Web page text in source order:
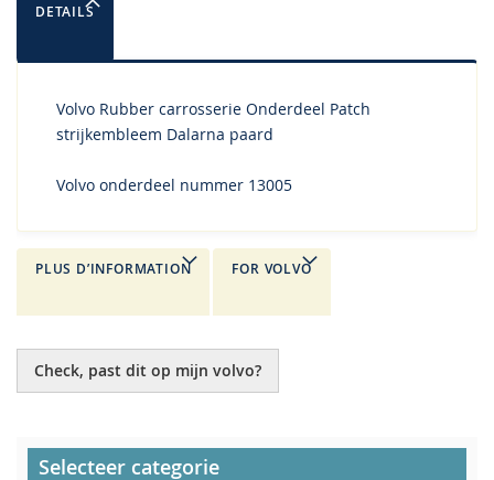
DETAILS
Volvo Rubber carrosserie Onderdeel Patch
strijkembleem Dalarna paard
Volvo onderdeel nummer 13005
PLUS D’INFORMATION FOR VOLVO
Check, past dit op mijn volvo?
Selecteer categorie